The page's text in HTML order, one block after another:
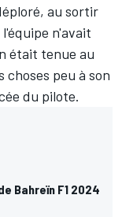
au sortir
l'équipe n'avait
était tenue au
choses peu à son
du pilote.
Bahreïn F1 2024